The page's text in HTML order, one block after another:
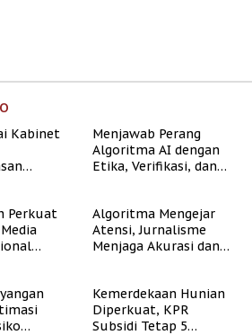
Kabinet
Menjawab Perang
Algoritma AI dengan
Etika, Verifikasi, dan
Perkuat
Algoritma Mengejar
Atensi, Jurnalisme
Menjaga Akurasi dan
Kemerdekaan Hunian
Diperkuat, KPR
Subsidi Tetap 5